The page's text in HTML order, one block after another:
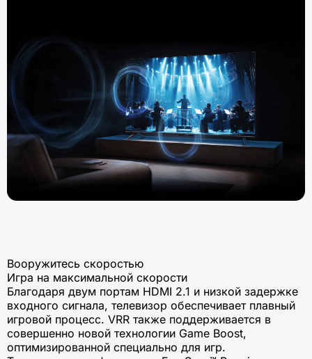
Вооружитесь скоростью
Игра на максимальной скорости
Благодаря двум портам HDMI 2.1 и низкой задержке
входного сигнала, телевизор обеспечивает плавный
игровой процесс. VRR также поддерживается в
совершенно новой технологии Game Boost,
оптимизированной специально для игр.